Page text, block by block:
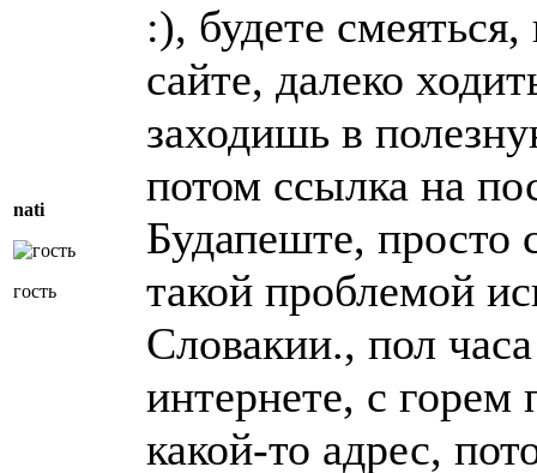
nati
гость
:), будете
сайте, далеко
заходишь в
потом ссылка на
Будапеште, просто
такой проблемой
Словакии., пол
интернете, с
какой-то адрес,